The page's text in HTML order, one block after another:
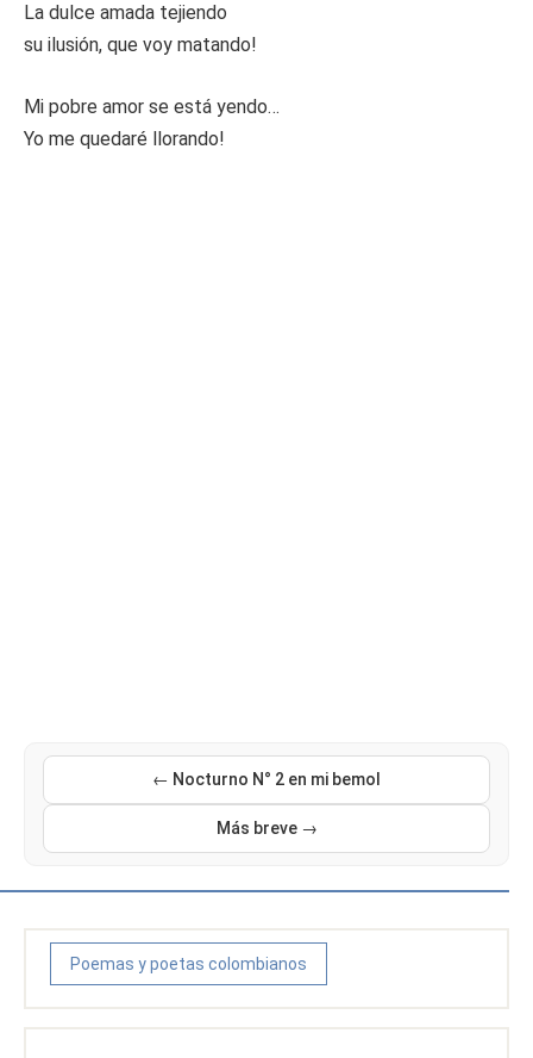
La dulce amada tejiendo
su ilusión, que voy matando!
Mi pobre amor se está yendo…
Yo me quedaré llorando!
← Nocturno N° 2 en mi bemol
Más breve →
Poemas y poetas colombianos